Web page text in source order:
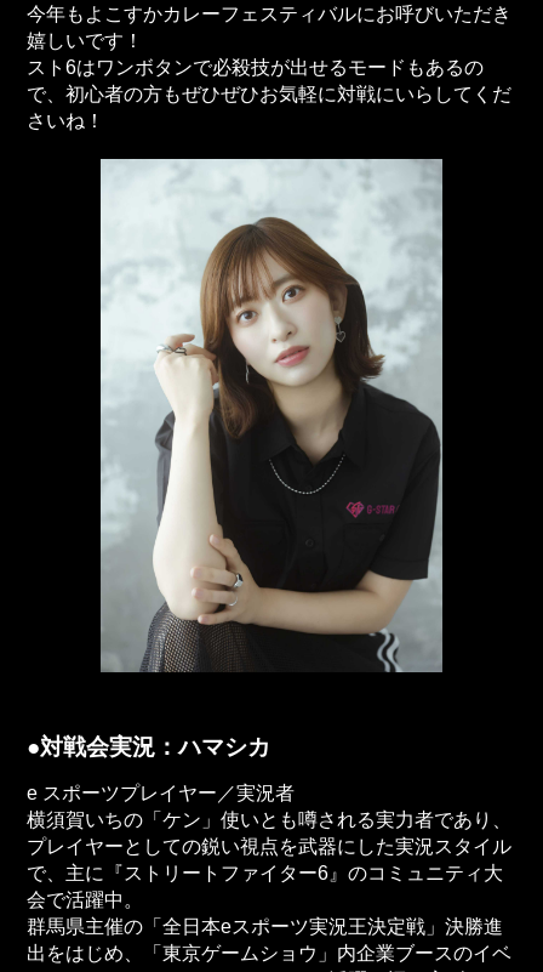
今年もよこすかカレーフェスティバルにお呼びいただき
嬉しいです！
スト6はワンボタンで必殺技が出せるモードもあるの
で、初心者の方もぜひぜひお気軽に対戦にいらしてくだ
さいね！
●対戦会実況：ハマシカ
e スポーツプレイヤー／実況者
横須賀いちの「ケン」使いとも噂される実力者であり、
プレイヤーとしての鋭い視点を武器にした実況スタイル
で、主に『ストリートファイター6』のコミュニティ大
会で活躍中。
群馬県主催の「全日本eスポーツ実況王決定戦」決勝進
出をはじめ、「東京ゲームショウ」内企業ブースのイベ